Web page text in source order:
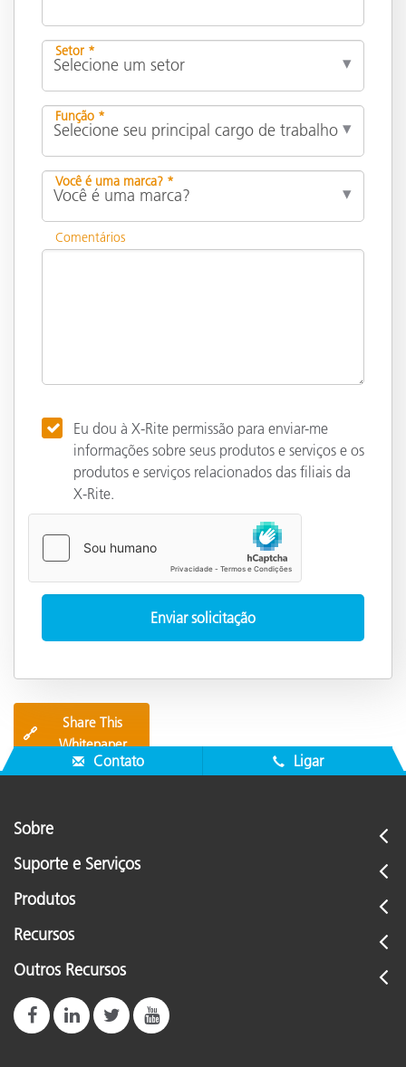
Setor *
Função *
Você é uma marca? *
Comentários
Eu dou à X-Rite permissão para enviar-me
informações sobre seus produtos e serviços e os
produtos e serviços relacionados das filiais da
X-Rite.
🔗
Share This
Whitepaper
Contato Ligar
Sobre
Suporte e Serviços
Produtos
Recursos
Outros Recursos